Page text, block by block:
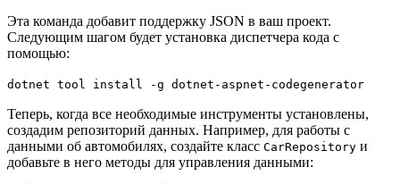
Эта команда добавит поддержку JSON в ваш проект.
Следующим шагом будет установка диспетчера кода с
помощью:
dotnet tool install -g dotnet-aspnet-codegenerator
Теперь, когда все необходимые инструменты установлены,
создадим репозиторий данных. Например, для работы с
данными об автомобилях, создайте класс CarRepository и
добавьте в него методы для управления данными: